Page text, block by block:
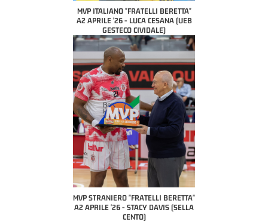
MVP ITALIANO "FRATELLI BERETTA"
A2 APRILE '26 - LUCA CESANA (UEB
GESTECO CIVIDALE)
MVP STRANIERO "FRATELLI BERETTA"
A2 APRILE '26 - STACY DAVIS (SELLA
CENTO)